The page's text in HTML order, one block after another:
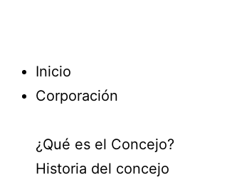
Inicio
Corporación
¿Qué es el Concejo?
Historia del concejo